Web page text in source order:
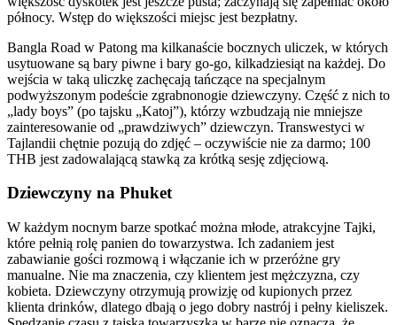
północy. Wstęp do większości miejsc jest bezpłatny.
Bangla Road w Patong ma kilkanaście bocznych uliczek, w których
usytuowane są bary piwne i bary go-go, kilkadziesiąt na każdej. Do
wejścia w taką uliczkę zachęcają tańczące na specjalnym
podwyższonym podeście zgrabnonogie dziewczyny. Część z nich to
„lady boys” (po tajsku „Katoj”), którzy wzbudzają nie mniejsze
zainteresowanie od „prawdziwych” dziewczyn. Transwestyci w
Tajlandii chętnie pozują do zdjęć – oczywiście nie za darmo; 100
THB jest zadowalającą stawką za krótką sesję zdjęciową.
Dziewczyny na Phuket
W każdym nocnym barze spotkać można młode, atrakcyjne Tajki,
które pełnią rolę panien do towarzystwa. Ich zadaniem jest
zabawianie gości rozmową i włączanie ich w przeróżne gry
manualne. Nie ma znaczenia, czy klientem jest mężczyzna, czy
kobieta. Dziewczyny otrzymują prowizję od kupionych przez
klienta drinków, dlatego dbają o jego dobry nastrój i pełny kieliszek.